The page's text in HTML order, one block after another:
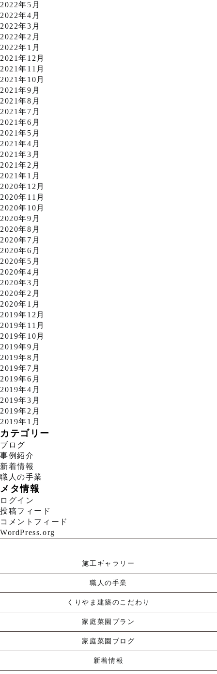
2022年5月
2022年4月
2022年3月
2022年2月
2022年1月
2021年12月
2021年11月
2021年10月
2021年9月
2021年8月
2021年7月
2021年6月
2021年5月
2021年4月
2021年3月
2021年2月
2021年1月
2020年12月
2020年11月
2020年10月
2020年9月
2020年8月
2020年7月
2020年6月
2020年5月
2020年4月
2020年3月
2020年2月
2020年1月
2019年12月
2019年11月
2019年10月
2019年9月
2019年8月
2019年7月
2019年6月
2019年4月
2019年3月
2019年2月
2019年1月
カテゴリー
ブログ
事例紹介
新着情報
職人の手業
メタ情報
ログイン
投稿フィード
コメントフィード
WordPress.org
施工ギャラリー
職人の手業
くりやま建築のこだわり
家庭菜園プラン
家庭菜園ブログ
新着情報